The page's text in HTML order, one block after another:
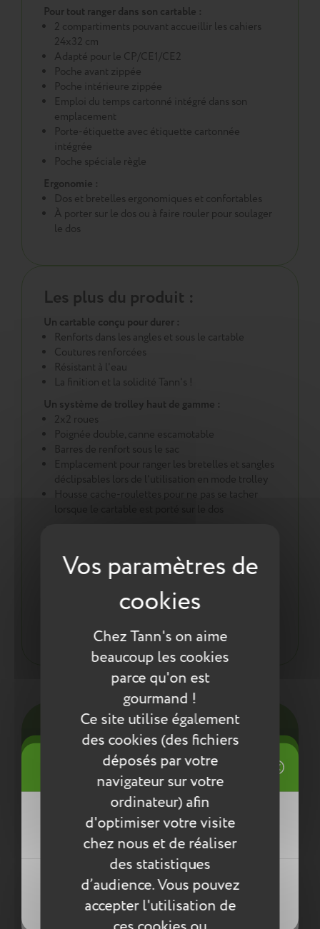
Chez Tann's on aime
beaucoup les cookies
parce qu'on est
gourmand !
Ce site utilise également
des cookies (des fichiers
déposés par votre
navigateur sur votre
ordinateur) afin
d'optimiser votre visite
chez nous et de réaliser
des statistiques
d’audience. Vous pouvez
accepter l'utilisation de
Pour tout ranger dans son cartable :
2 compartiments pouvant accueillir les cahiers
24x32 cm
Adapté pour le CP/CE1/CE2
Poche avant zippée
Poche intérieure zippée
Emploi du temps cartonné intégré dans son
emplacement
Porte-étiquette avec étiquette cartonnée
intégrée
Poche spéciale règle
Ergonomie :
Dos et bretelles ergonomiques et confortables
À porter sur le dos ou à faire rouler pour soulager
le dos
Les plus du produit :
Un cartable conçu pour durer :
Renforts dans les angles et sous le cartable
Coutures renforcées
Résistant à l'eau
La finition et la solidité Tann's !
Un système de trolley haut de gamme :
2x2 roues
Poignée double, canne escamotable
Barres de renfort sous le sac
Emplacement pour ranger les bretelles et sangles
déclipsables lors de l'utilisation en mode trolley
Housse cache-roulettes pour ne pas se tacher
intégrés en face avant, sur les côtés et sur les
bretelles
Une démarche éco responsable :
Tout pour la santé de votre enfant : respect des
normes environnementales européennes ReACH
Entretien
Pour l’entretien de nos produits, nous vous
conseillons d’utiliser un chiffon humide ou une
éponge légèrement humidifiée à l'eau
savonneuse. N’utilisez pas de produits agressifs
qui risqueraient de détériorer le produit.
Compléter la collection
Mes listes d'envies
Créer une nouvelle liste
((title))
((cancelText))
((createText))
Connexion
Vous devez être connecté pour ajouter
des produits à votre liste d'envies.
((cancelText))
((loginText))